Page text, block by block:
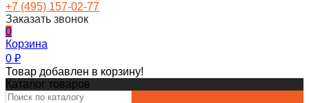
+7 (495) 157-02-77
Заказать звонок
0
Корзина
0 ₽
Товар добавлен в корзину!
Каталог товаров